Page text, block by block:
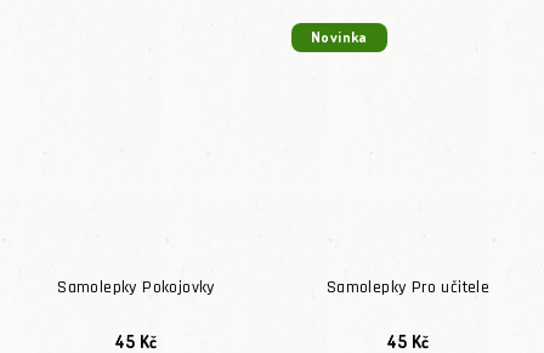
Samolepky Pokojovky
45 Kč
Novinka
Samolepky Pro učitele
45 Kč